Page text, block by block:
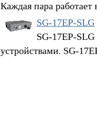
Каждая пара
SG-17EP-SLG
SG-17EP-
устройствами. SG-